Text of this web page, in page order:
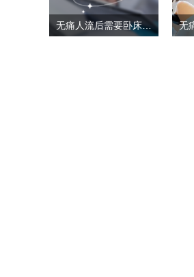
无痛人流后需要卧床休息多久